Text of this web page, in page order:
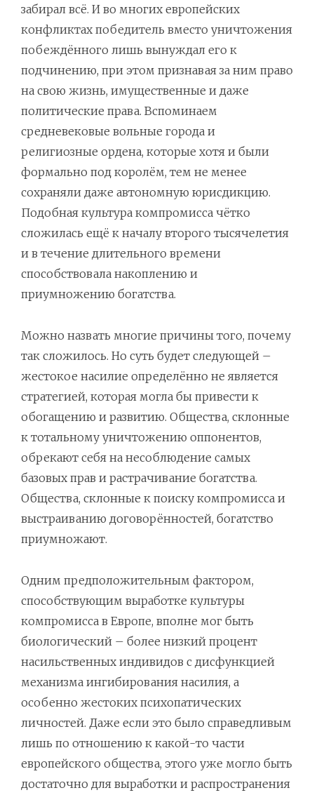
забирал всё. И во многих европейских
конфликтах победитель вместо уничтожения
побеждённого лишь вынуждал его к
подчинению, при этом признавая за ним право
на свою жизнь, имущественные и даже
политические права. Вспоминаем
средневековые вольные города и
религиозные ордена, которые хотя и были
формально под королём, тем не менее
сохраняли даже автономную юрисдикцию.
Подобная культура компромисса чётко
сложилась ещё к началу второго тысячелетия
и в течение длительного времени
способствовала накоплению и
приумножению богатства.
Можно назвать многие причины того, почему
так сложилось. Но суть будет следующей –
жестокое насилие определённо не является
стратегией, которая могла бы привести к
обогащению и развитию. Общества, склонные
к тотальному уничтожению оппонентов,
обрекают себя на несоблюдение самых
базовых прав и растрачивание богатства.
Общества, склонные к поиску компромисса и
выстраиванию договорённостей, богатство
приумножают.
Одним предположительным фактором,
способствующим выработке культуры
компромисса в Европе, вполне мог быть
биологический – более низкий процент
насильственных индивидов с дисфункцией
механизма ингибирования насилия, а
особенно жестоких психопатических
личностей. Даже если это было справедливым
лишь по отношению к какой-то части
европейского общества, этого уже могло быть
достаточно для выработки и распространения